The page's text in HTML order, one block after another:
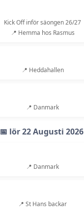
Kick Off inför säongen 26/27
📍 Hemma hos Rasmus
📍 Heddahallen
📍 Danmark
📅 lör 22 Augusti 2026
📍 Danmark
📍 St Hans backar